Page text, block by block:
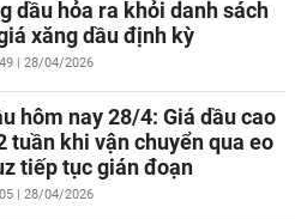
dầu hỏa ra khỏi danh sách
xăng dầu định kỳ
| 28/04/2026
hôm nay 28/4: Giá dầu cao
tuần khi vận chuyển qua eo
tiếp tục gián đoạn
| 28/04/2026